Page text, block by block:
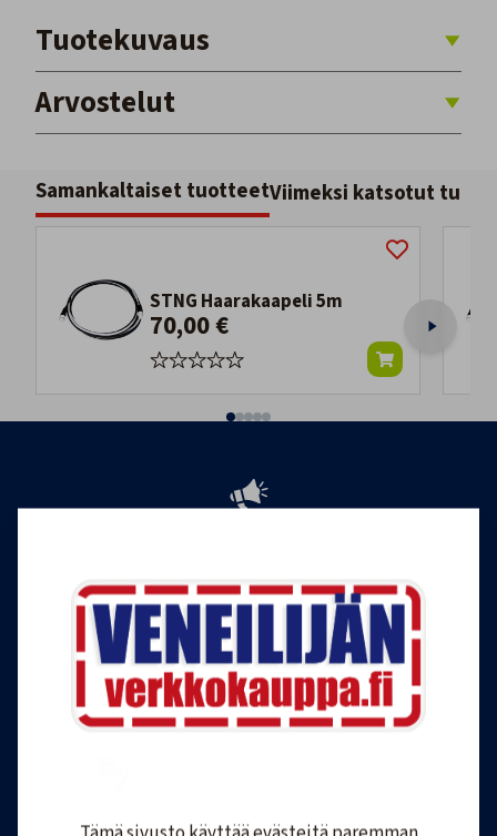
Tuotekuvaus
Arvostelut
Samankaltaiset tuotteetViimeksi katsotut
STNG Haarakaapeli 5m
70,00 €
Liity Veneilijän Verkkokaupan uutiskirjeen
tilaajaksi, ja saat jatkossa tietoa veneilystä,
uutuustuotteista ja ajankohtaisista tarjouksista
ensimmäisten joukossa. Lähetämme 1-4
uutiskirjettä kuukaudessa. Voit perua uutiskirjeen
tilauksen milloin tahansa.